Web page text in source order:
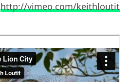
http://vimeo.com/keithloutit